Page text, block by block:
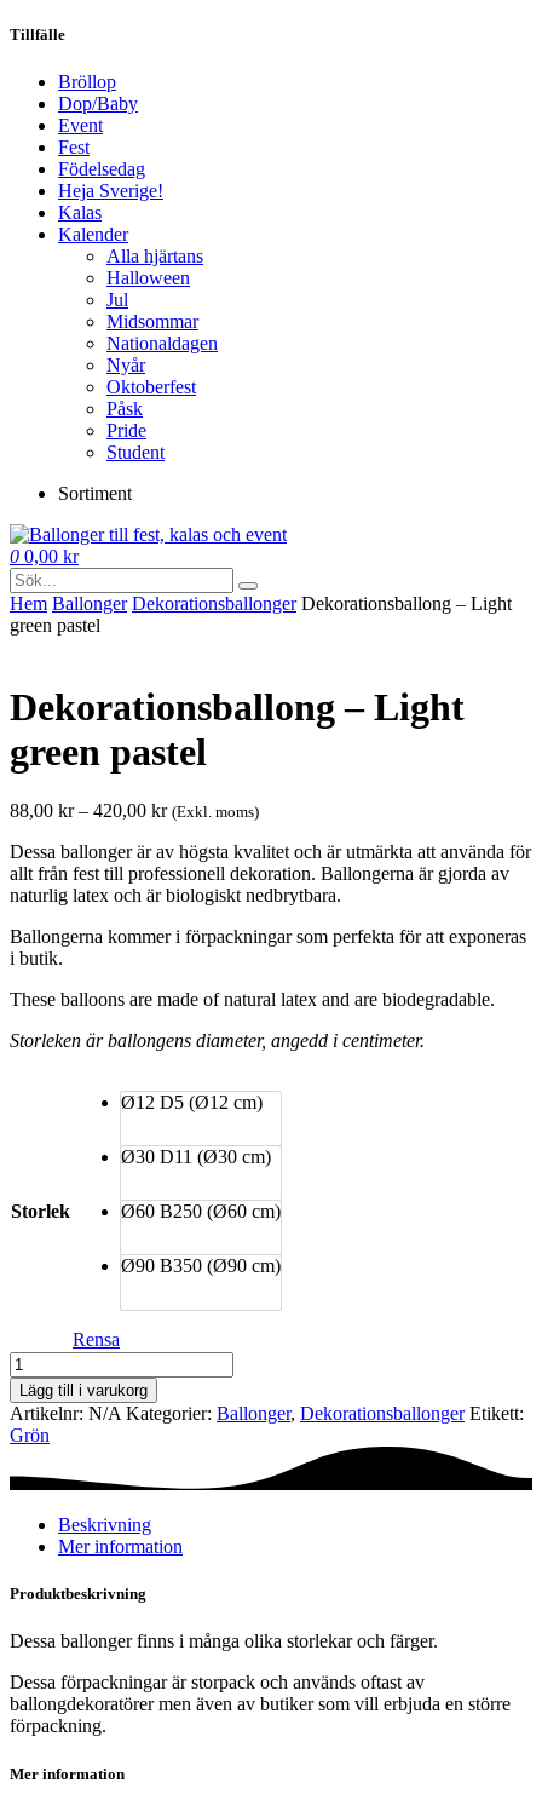
Tillfälle
Bröllop
Dop/Baby
Event
Fest
Födelsedag
Heja Sverige!
Kalas
Kalender
Alla hjärtans
Halloween
Jul
Midsommar
Nationaldagen
Nyår
Oktoberfest
Påsk
Pride
Student
Sortiment
0 0,00 kr
Hem Ballonger Dekorations­ballonger Dekorationsballong – Light
green pastel
Dekorationsballong – Light
green pastel
88,00 kr – 420,00 krPrisintervall:
till
420,00 kr
(Exkl. moms)
Dessa ballonger är av högsta kvalitet och är utmärkta att använda för
allt från fest till professionell dekoration. Ballongerna är gjorda av
naturlig latex och är biologiskt nedbrytbara.
Ballongerna kommer i förpackningar som perfekta för att exponeras
i butik.
These balloons are made of natural latex and are biodegradable.
Storleken är ballongens diameter, angedd i centimeter.
Storlek
Ø12 D5 (Ø12 cm)
Ø30 D11 (Ø30 cm)
Ø60 B250 (Ø60 cm)
Ø90 B350 (Ø90 cm)
Rensa
Dekorationsballong
-
Light
green
pastel
Lägg till i varukorg
Artikelnr: N/A Kategorier: Ballonger, Dekorations­ballonger Etikett:
Grön
Beskrivning
Mer information
Produktbeskrivning
Dessa ballonger finns i många olika storlekar och färger.
Dessa förpackningar är storpack och används oftast av
ballongdekoratörer men även av butiker som vill erbjuda en större
förpackning.
Mer information